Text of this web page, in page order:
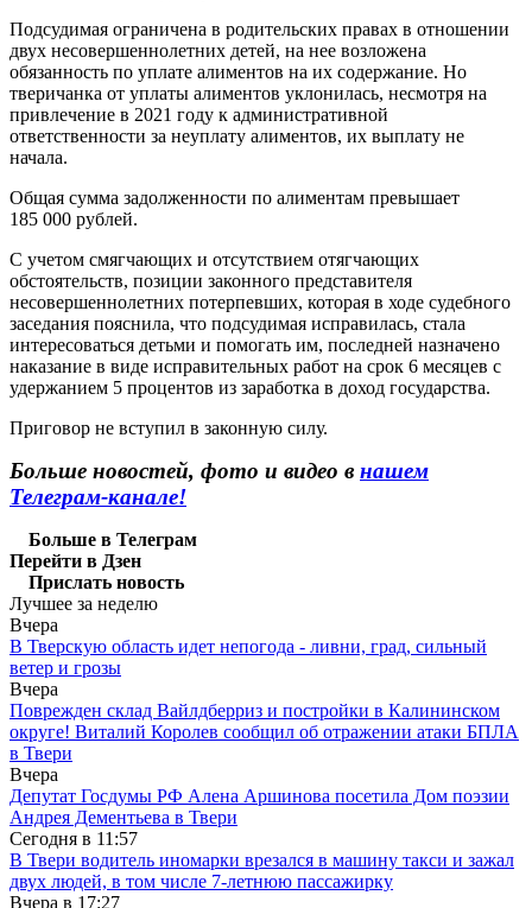
Подсудимая ограничена в родительских правах в отношении
двух несовершеннолетних детей, на нее возложена
обязанность по уплате алиментов на их содержание. Но
тверичанка от уплаты алиментов уклонилась, несмотря на
привлечение в 2021 году к административной
ответственности за неуплату алиментов, их выплату не
начала.
Общая сумма задолженности по алиментам превышает
185 000 рублей.
С учетом смягчающих и отсутствием отягчающих
обстоятельств, позиции законного представителя
несовершеннолетних потерпевших, которая в ходе судебного
заседания пояснила, что подсудимая исправилась, стала
интересоваться детьми и помогать им, последней назначено
наказание в виде исправительных работ на срок 6 месяцев с
удержанием 5 процентов из заработка в доход государства.
Приговор не вступил в законную силу.
Больше новостей, фото и видео в нашем
Телеграм-канале!
Больше в Телеграм
Перейти в Дзен
Прислать новость
Лучшее за неделю
Вчера
В Тверскую область идет непогода - ливни, град, сильный
ветер и грозы
Вчера
Поврежден склад Вайлдберриз и постройки в Калининском
округе! Виталий Королев сообщил об отражении атаки БПЛА
в Твери
Вчера
Депутат Госдумы РФ Алена Аршинова посетила Дом поэзии
Андрея Дементьева в Твери
Сегодня в 11:57
В Твери водитель иномарки врезался в машину такси и зажал
двух людей, в том числе 7-летнюю пассажирку
Вчера в 17:27